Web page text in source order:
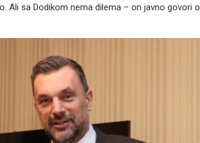
Ali sa Dodikom nema dilema – on javno govori o